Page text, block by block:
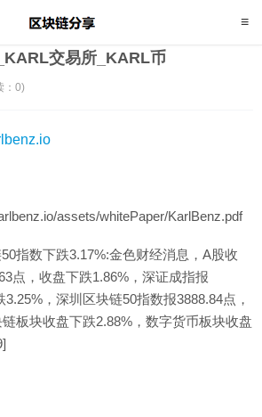
交易所_KARL币
：0)
assets/whitePaper/KarlBenz.pdf
指数下跌3.17%:金色财经消息，A股收
点，收盘下跌1.86%，深证成指报
，深圳区块链50指数报3888.84点，
板块收盘下跌2.88%，数字货币板块收盘